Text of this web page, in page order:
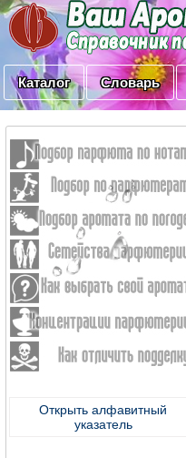
Каталог Словарь
Открыть алфавитный
указатель